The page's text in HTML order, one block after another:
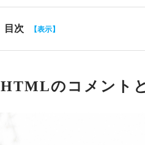
目次
HTMLのコメント